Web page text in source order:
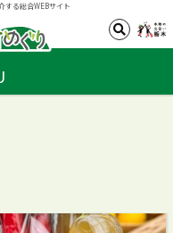
する総合WEBサイト